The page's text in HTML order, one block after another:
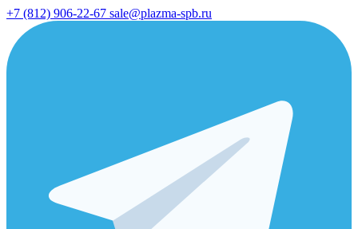
+7 (812) 906-22-67 sale@plazma-spb.ru